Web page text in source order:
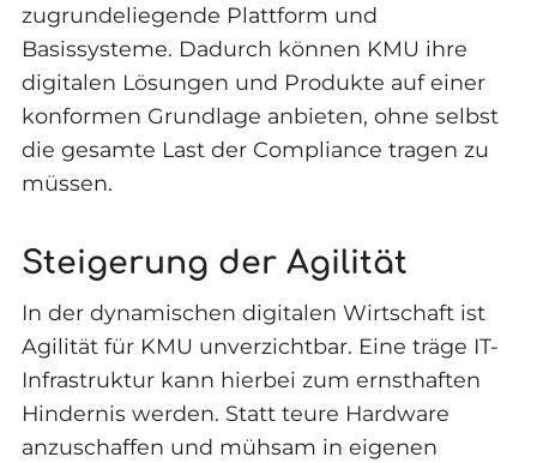
zugrundeliegende Plattform und
Basissysteme. Dadurch können KMU ihre
digitalen Lösungen und Produkte auf einer
konformen Grundlage anbieten, ohne selbst
die gesamte Last der Compliance tragen zu
müssen.
Steigerung der Agilität
In der dynamischen digitalen Wirtschaft ist
Agilität für KMU unverzichtbar. Eine träge IT-
Infrastruktur kann hierbei zum ernsthaften
Hindernis werden. Statt teure Hardware
anzuschaffen und mühsam in eigenen